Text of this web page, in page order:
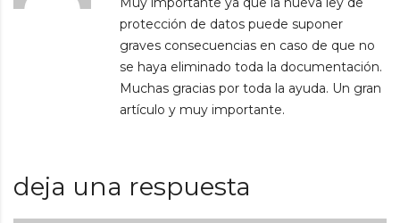
protección de datos puede suponer
graves consecuencias en caso de que no
se haya eliminado toda la documentación.
Muchas gracias por toda la ayuda. Un gran
artículo y muy importante.
deja una respuesta